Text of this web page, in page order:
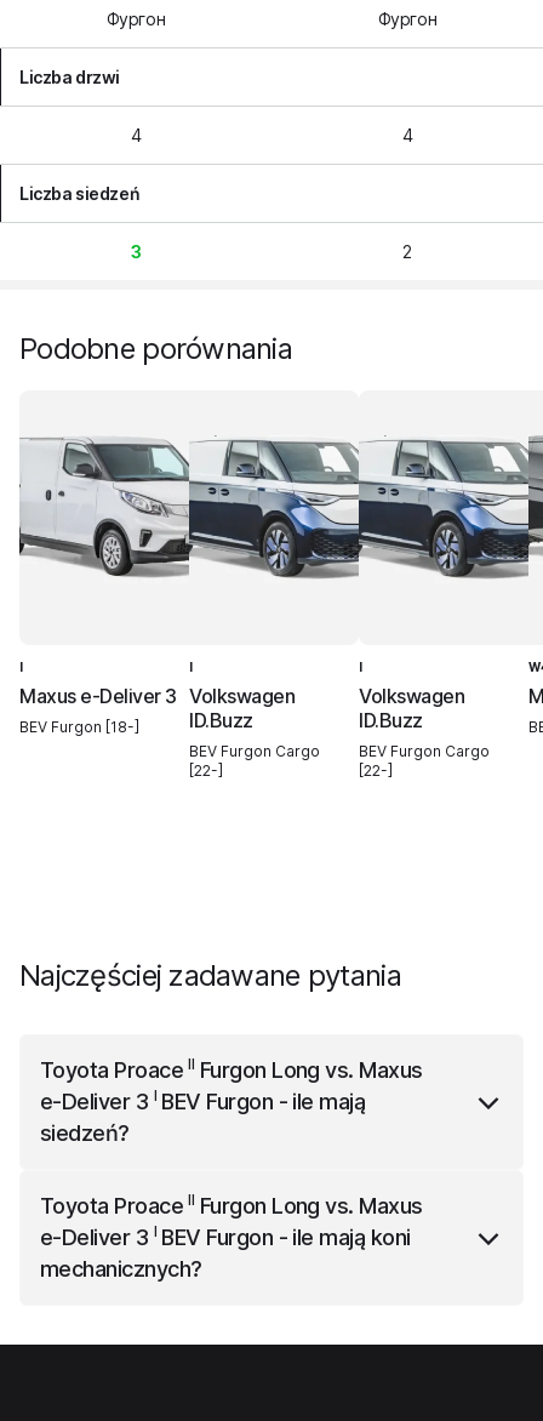
Фургон Фургон
Liczba drzwi
4 4
Liczba siedzeń
3 2
Podobne porównania
I
Maxus e-Deliver 3
BEV Furgon [18-]
I
Volkswagen
ID.Buzz
BEV Furgon Cargo
[22-]
I
Volkswagen
ID.Buzz
BEV Furgon Cargo
[22-]
Najczęściej zadawane pytania
Toyota ProaceII Furgon Long vs. Maxus
e-Deliver 3 I BEV Furgon - ile mają
siedzeń?
(siedzeń/siedzenia), a Maxus e-Deliver 3IBEV Furgon
ma 2 (siedzeń/siedzenia).
Toyota ProaceII Furgon Long vs. Maxus
e-Deliver 3 I BEV Furgon - ile mają koni
mechanicznych?
I